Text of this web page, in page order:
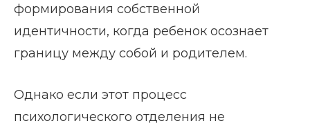
формирования собственной
идентичности, когда ребенок осознает
границу между собой и родителем.
Однако если этот процесс
психологического отделения не